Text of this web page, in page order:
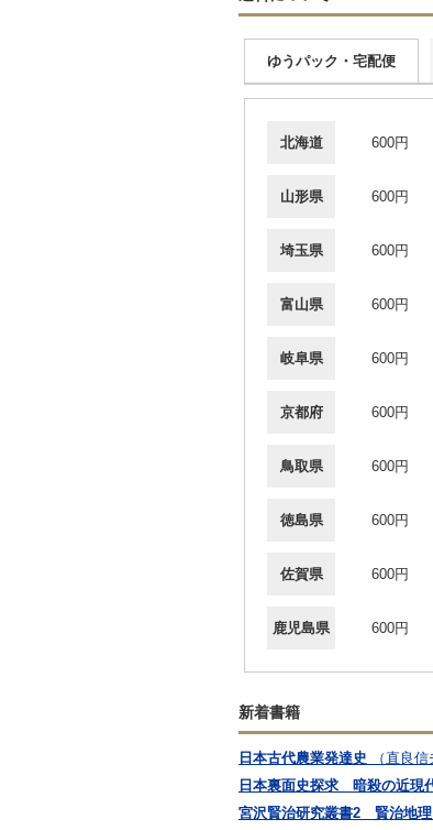
ゆうパック・宅配便
北海道 600円
山形県 600円
埼玉県 600円
富山県 600円
岐阜県 600円
京都府 600円
鳥取県 600円
徳島県 600円
佐賀県 600円
鹿児島県 600円
新着書籍
日本古代農業発達史 （直良信
日本裏面史探求 暗殺の近現
宮沢賢治研究叢書2 賢治地理